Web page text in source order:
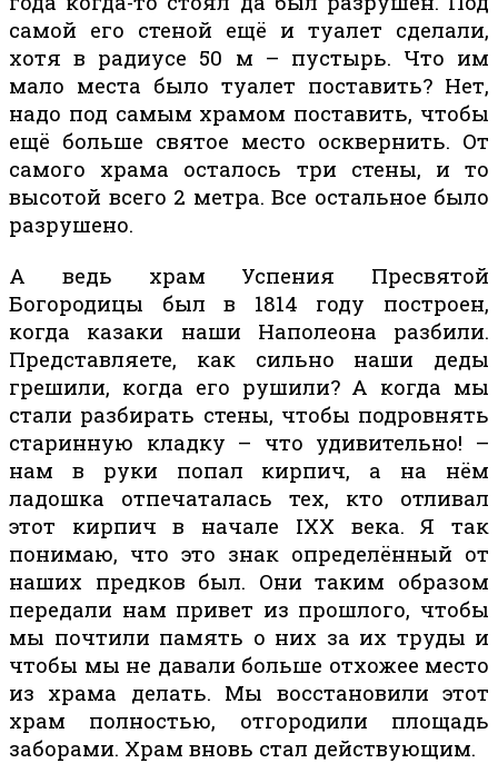
самой его стеной ещё и туалет сделали,
хотя в радиусе 50 м – пустырь. Что им
мало места было туалет поставить? Нет,
надо под самым храмом поставить, чтобы
ещё больше святое место осквернить. От
самого храма осталось три стены, и то
высотой всего 2 метра. Все остальное было
разрушено.
А ведь храм Успения Пресвятой
Богородицы был в 1814 году построен,
когда казаки наши Наполеона разбили.
Представляете, как сильно наши деды
грешили, когда его рушили? А когда мы
стали разбирать стены, чтобы подровнять
старинную кладку – что удивительно! –
нам в руки попал кирпич, а на нём
ладошка отпечаталась тех, кто отливал
этот кирпич в начале IXX века. Я так
понимаю, что это знак определённый от
наших предков был. Они таким образом
передали нам привет из прошлого, чтобы
мы почтили память о них за их труды и
чтобы мы не давали больше отхожее место
из храма делать. Мы восстановили этот
храм полностью, отгородили площадь
заборами. Храм вновь стал действующим.